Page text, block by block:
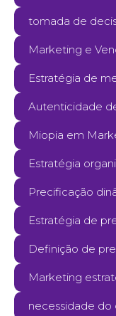
tomada de
Marketing e
Estratégia de
Autenticidade
Miopia em
Estratégia
Precificação
Estratégia de
Definição de
Marketing
necessidade do